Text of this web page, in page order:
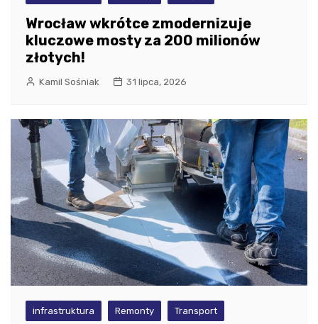
Wrocław wkrótce zmodernizuje
kluczowe mosty za 200 milionów
złotych!
Kamil Sośniak 31 lipca, 2026
infrastruktura Remonty Transport